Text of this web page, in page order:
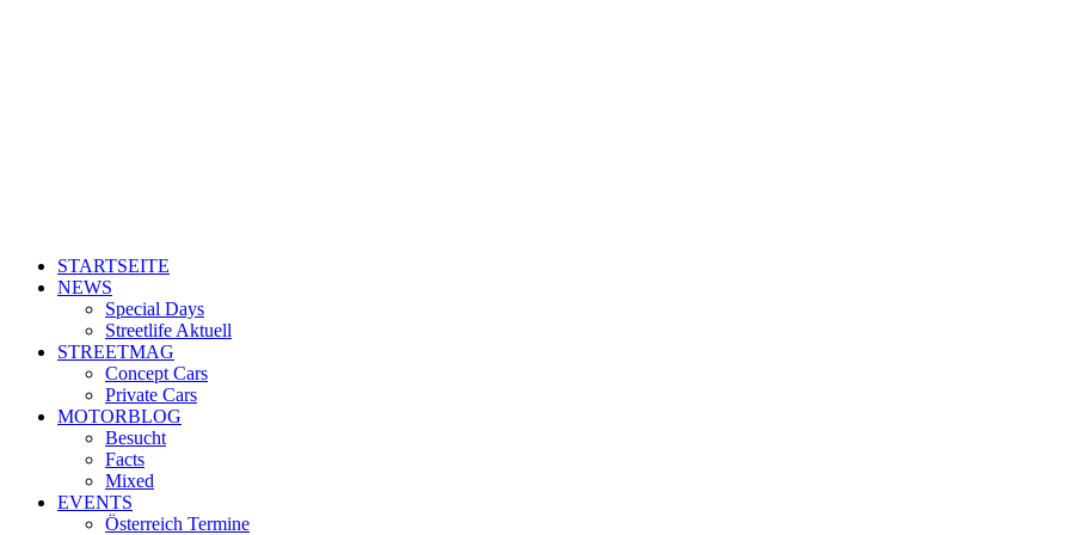
STARTSEITE
NEWS
Special Days
Streetlife Aktuell
STREETMAG
Concept Cars
Private Cars
MOTORBLOG
Besucht
Facts
Mixed
EVENTS
Österreich Termine